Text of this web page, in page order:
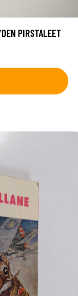
PIRSTALEET